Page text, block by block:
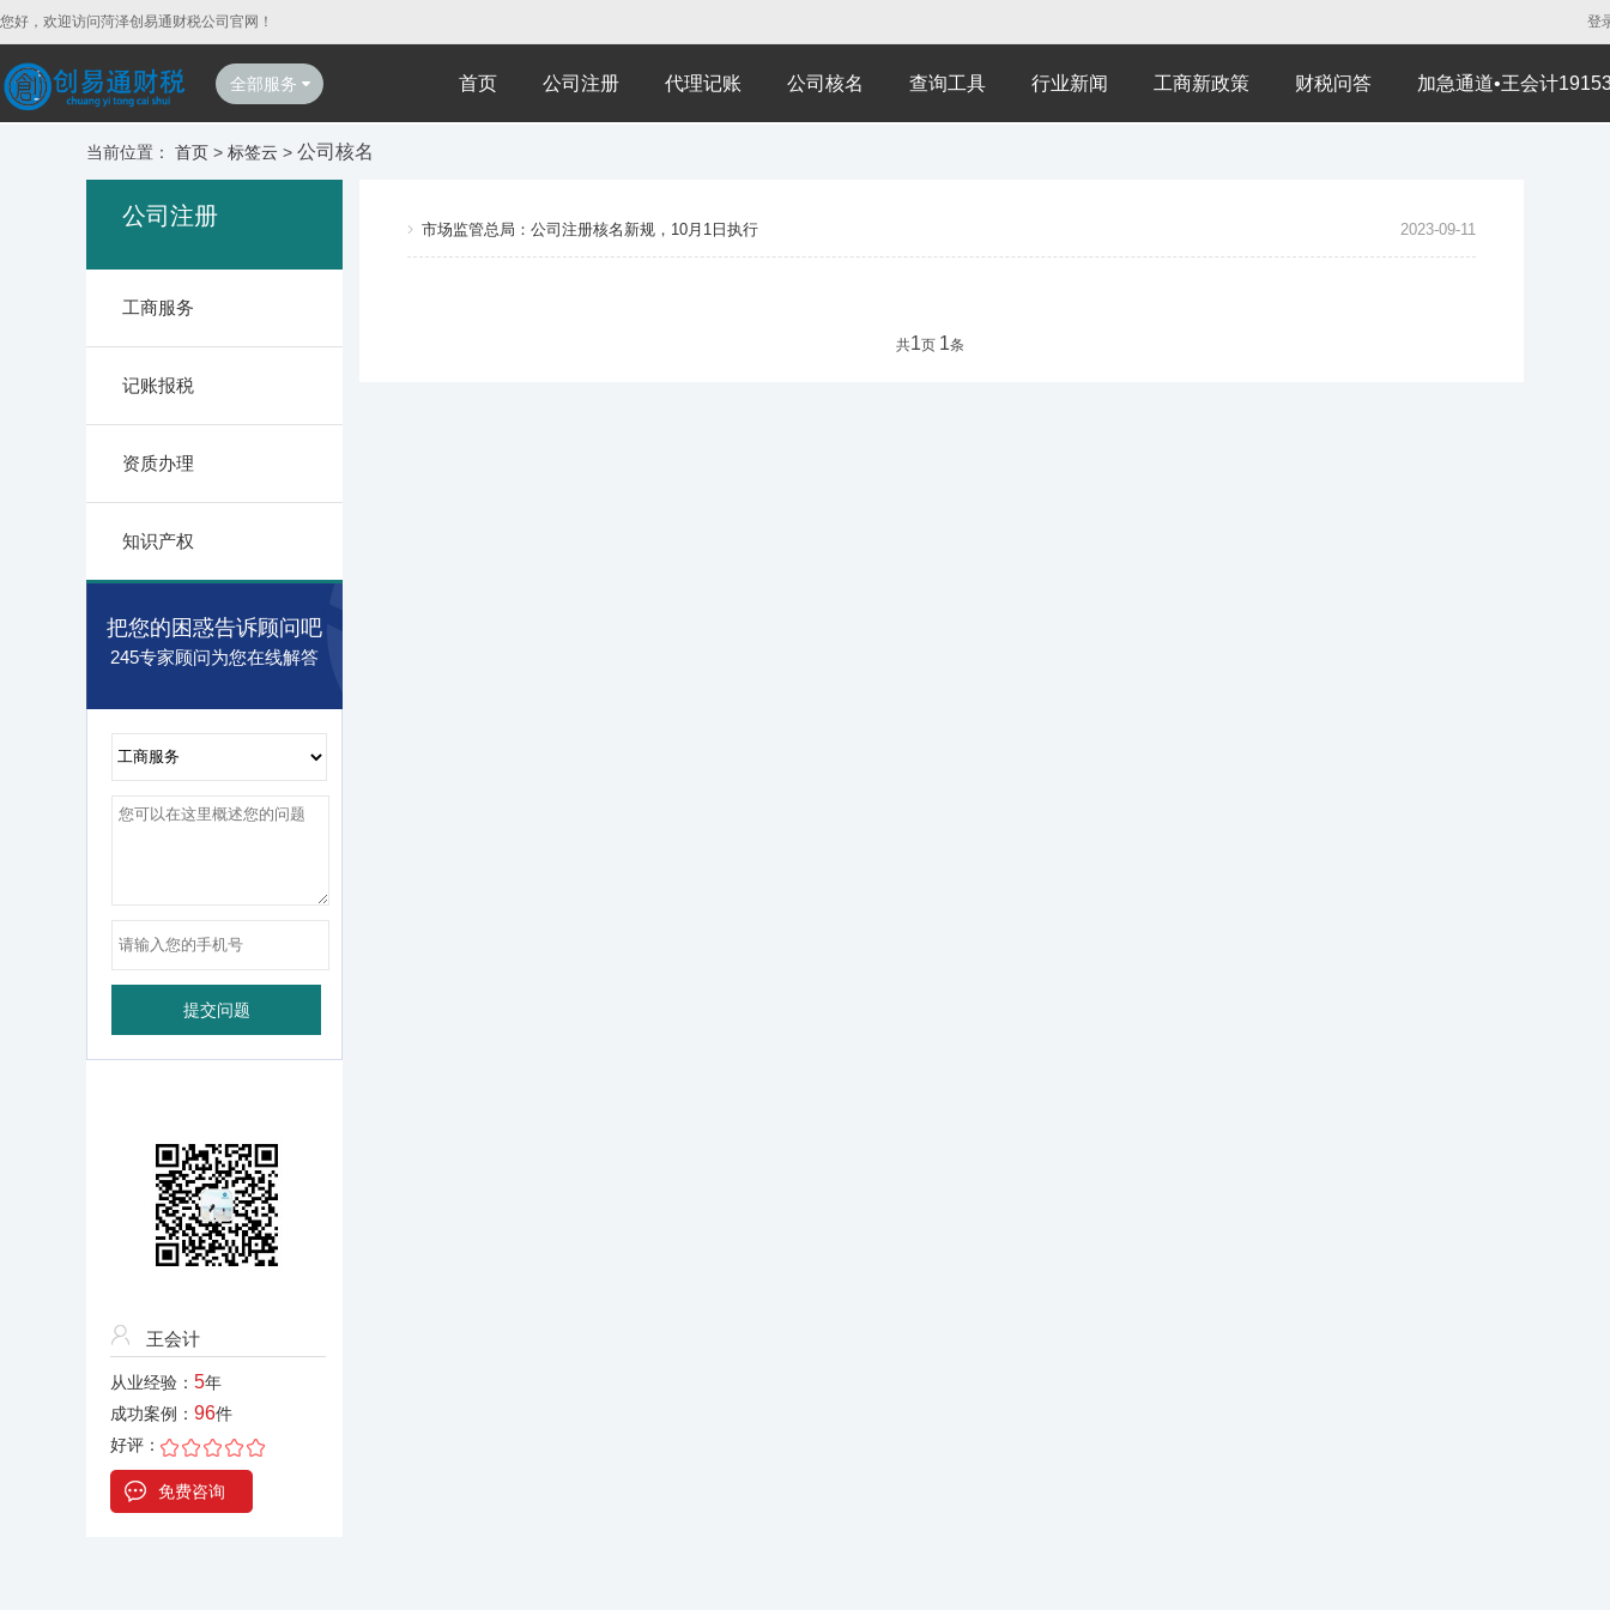
您好，欢迎访问菏泽创易通财税公司官网！ 登
全部服务 首页 公司注册 代理记账 公司核名 查询工具 行业新闻 工商新政策 财税问答 加急通道•王会计
当前位置： 首页 > 标签云 > 公司核名
公司注册
工商服务
记账报税
资质办理
知识产权
把您的困惑告诉顾问吧
245专家顾问为您在线解答
王会计
从业经验： 5年
成功案例： 96件
好评：
免费咨询
市场监管总局：公司注册核名新规，10月1日执行 2023-09-11
共1页 1条